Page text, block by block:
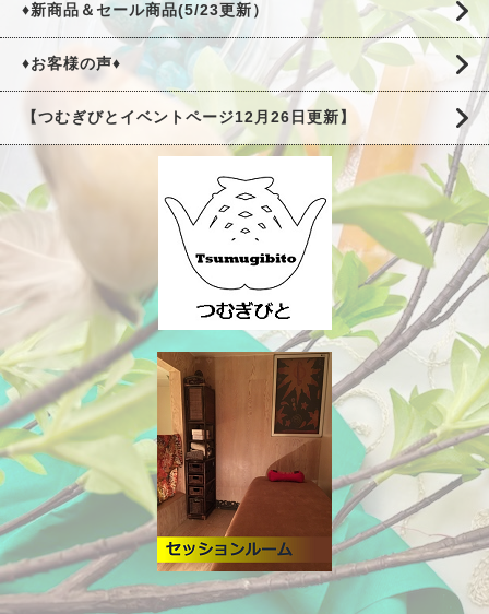
♦新商品＆セール商品(5/23更新）
♦お客様の声♦
【つむぎびとイベントページ12月26日更新】